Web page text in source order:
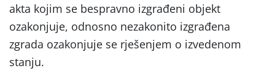
akta kojim se bespravno izgrađeni objekt
ozakonjuje, odnosno nezakonito izgrađena
zgrada ozakonjuje se rješenjem o izvedenom
stanju.